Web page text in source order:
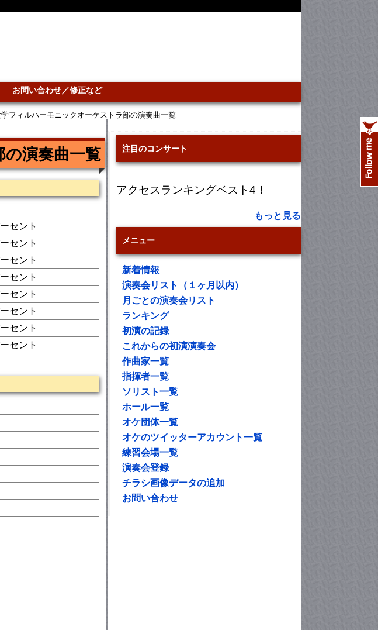
お問い合わせ／修正など
フィルハーモニックオーケストラ部の演奏曲一覧
演奏曲一覧
セント
セント
セント
セント
セント
セント
セント
セント
注目のコンサート
アクセスランキングベスト4！
もっと見る
メニュー
新着情報
演奏会リスト（１ヶ月以内）
月ごとの演奏会リスト
ランキング
初演の記録
これからの初演演奏会
作曲家一覧
指揮者一覧
ソリスト一覧
ホール一覧
オケ団体一覧
オケのツイッターアカウント一覧
練習会場一覧
演奏会登録
チラシ画像データの追加
お問い合わせ